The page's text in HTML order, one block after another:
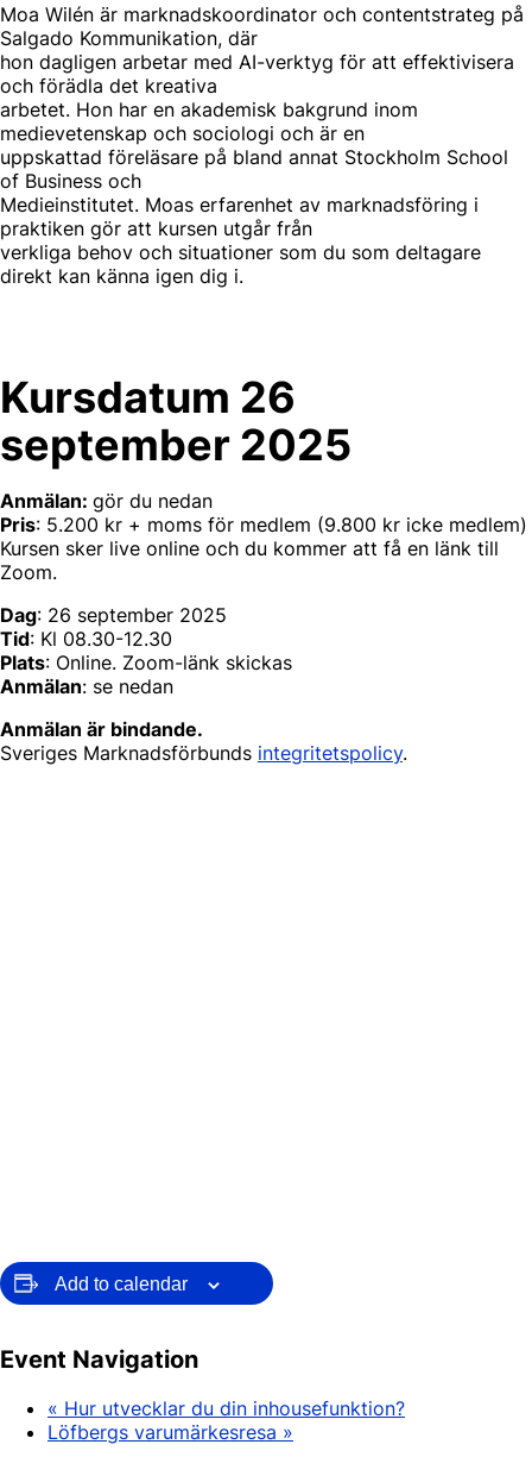
Moa Wilén är marknadskoordinator och contentstrateg på
Salgado Kommunikation, där
hon dagligen arbetar med AI-verktyg för att effektivisera
och förädla det kreativa
arbetet. Hon har en akademisk bakgrund inom
medievetenskap och sociologi och är en
uppskattad föreläsare på bland annat Stockholm School
of Business och
Medieinstitutet. Moas erfarenhet av marknadsföring i
praktiken gör att kursen utgår från
verkliga behov och situationer som du som deltagare
direkt kan känna igen dig i.
Kursdatum 26
september 2025
Anmälan: gör du nedan
Pris: 5.200 kr + moms för medlem (9.800 kr icke medlem)
Kursen sker live online och du kommer att få en länk till
Zoom.
Dag: 26 september 2025
Tid: Kl 08.30-12.30
Plats: Online. Zoom-länk skickas
Anmälan: se nedan
Anmälan är bindande.
Sveriges Marknadsförbunds integritetspolicy.
Add to calendar
Event Navigation
« Hur utvecklar du din inhousefunktion?
Löfbergs varumärkesresa »